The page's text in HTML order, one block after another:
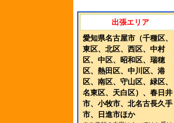
出張エリア
愛知県名古屋市（千種区、
東区、北区、西区、中村
区、中区、昭和区、瑞穂
区、熱田区、中川区、港
区、南区、守山区、緑区、
名東区、天白区）、春日井
市、小牧市、北名古長久手
市、日進市ほか